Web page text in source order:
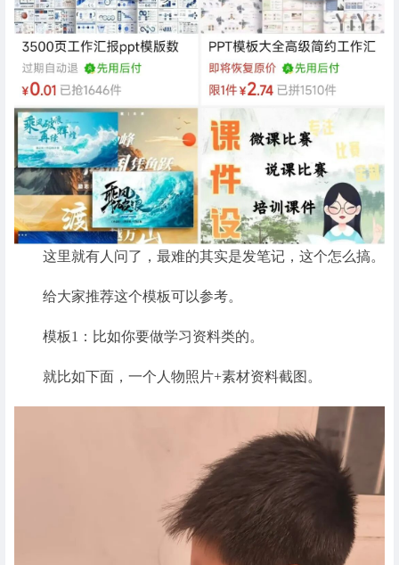
这里就有人问了，最难的其实是发笔记，这个怎么搞。
给大家推荐这个模板可以参考。
模板1：比如你要做学习资料类的。
就比如下面，一个人物照片+素材资料截图。